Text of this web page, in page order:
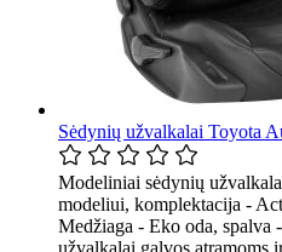
Sėdynių užvalkalai Toyota
Modeliniai sėdynių
modeliui, komplektacija -
Medžiaga - Eko oda, spalva
užvalkalai galvos atramoms